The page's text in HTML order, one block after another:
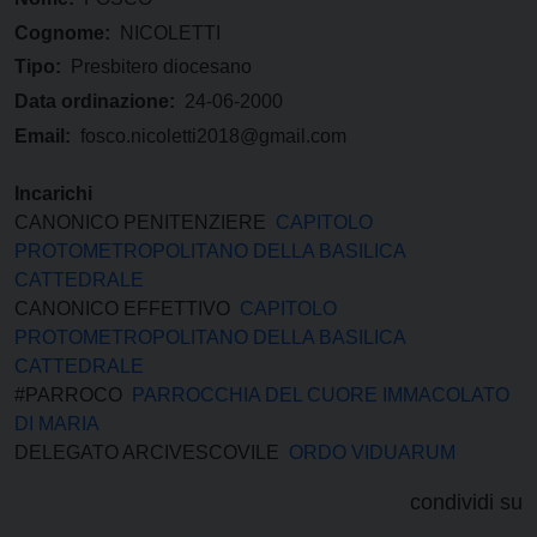
Cognome:
NICOLETTI
Tipo:
Presbitero diocesano
Data ordinazione: 24-06-2000
Email: fosco.nicoletti2018@gmail.com
Incarichi
CANONICO PENITENZIERE
CAPITOLO
PROTOMETROPOLITANO DELLA BASILICA
CATTEDRALE
CANONICO EFFETTIVO CAPITOLO
PROTOMETROPOLITANO DELLA BASILICA
CATTEDRALE
#PARROCO
PARROCCHIA DEL CUORE IMMACOLATO
DI MARIA
DELEGATO ARCIVESCOVILE
ORDO VIDUARUM
condividi su